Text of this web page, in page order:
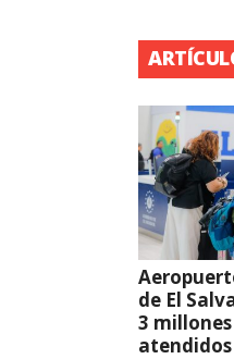
de El
3
atendidos